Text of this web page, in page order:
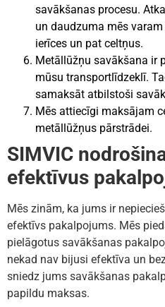
savākšanas procesu.
un daudzuma mēs
ierīces un pat celtņus.
Metāllūžņu savākšana ir
mūsu transportlīdzeklī.
samaksāt atbilstoši
Mēs attiecīgi maksājam
metāllūžņus pārstrādei.
SIMVIC
efektīvus
Mēs zinām, ka jums ir
efektīvs pakalpojums. Mēs
pielāgotus savākšanas
nekad nav bijusi efektīva un
sniedz jums savākšanas
papildu maksas.